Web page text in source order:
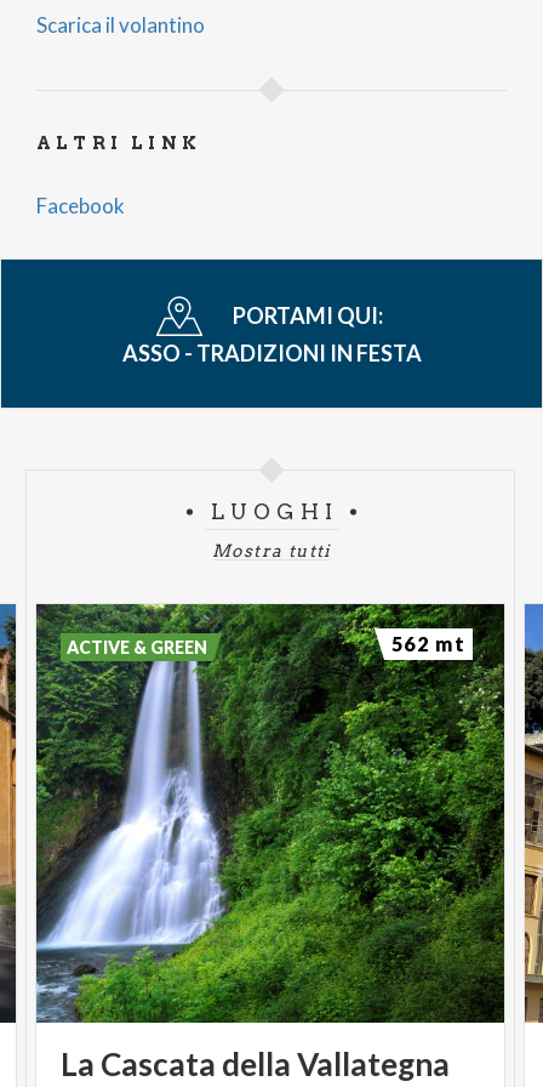
Scarica il volantino
ALTRI LINK
Facebook
PORTAMI QUI:
ASSO - TRADIZIONI IN FESTA
LUOGHI
Mostra tutti
La Cascata dellaVallategna
ACTIVE & GREEN 562 mt